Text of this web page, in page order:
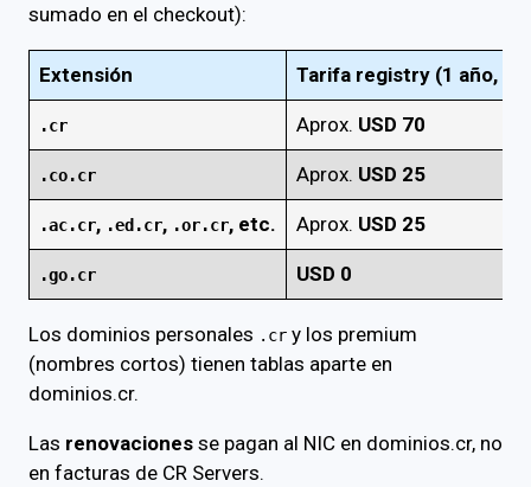
sumado en el checkout):
Extensión Tarifa registry (1 año,
.cr Aprox. USD 70
.co.cr Aprox. USD 25
.ac.cr, .ed.cr, .or.cr, etc. Aprox. USD 25
.go.cr USD 0
Los dominios personales .cr y los premium
(nombres cortos) tienen tablas aparte en
dominios.cr.
Las renovaciones se pagan al NIC en dominios.cr, no
en facturas de CR Servers.